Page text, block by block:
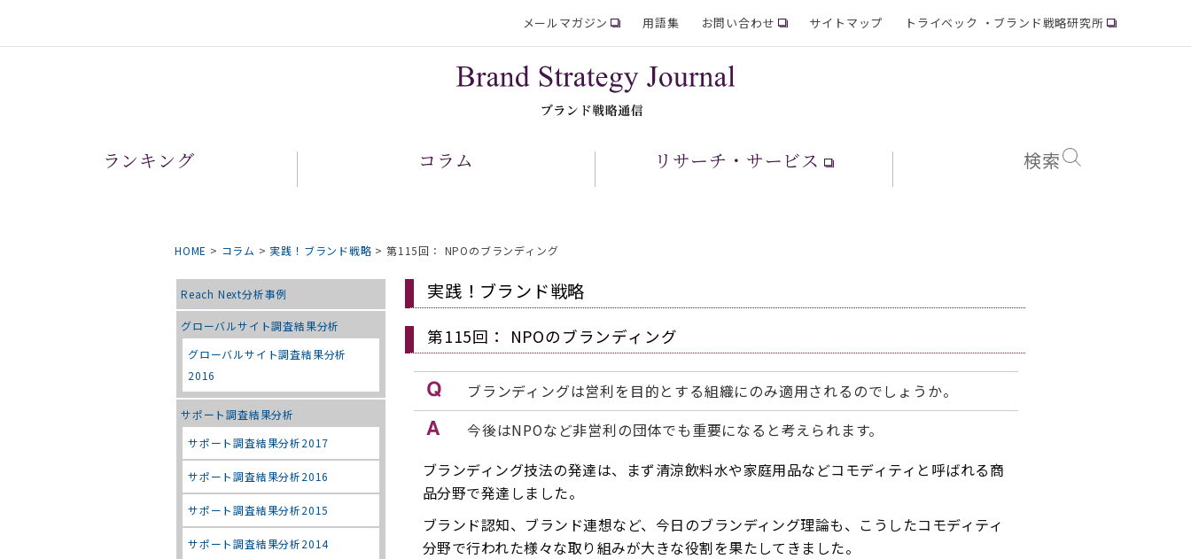
メールマガジン 用語集 お問い合わせ サイトマップ トライベック ・ブランド戦略研究所
ランキング コラム リサーチ・サービス 検索
HOME > コラム > 実践！ブランド戦略 >第115回： NPOのブランディング
Reach Next分析事例
グローバルサイト調査結果分析
グローバルサイト調査結果分析
2016
サポート調査結果分析
サポート調査結果分析2017
サポート調査結果分析2016
サポート調査結果分析2015
サポート調査結果分析2014
実践！ブランド戦略
第115回： NPOのブランディング
ブランディングは営利を目的とする組織にのみ適用されるのでしょうか。
今後はNPOなど非営利の団体でも重要になると考えられます。
ブランディング技法の発達は、まず清涼飲料水や家庭用品などコモディティと呼ばれる商
品分野で発達しました。
ブランド認知、ブランド連想など、今日のブランディング理論も、こうしたコモディティ
分野で行われた様々な取り組みが大きな役割を果たしてきました。